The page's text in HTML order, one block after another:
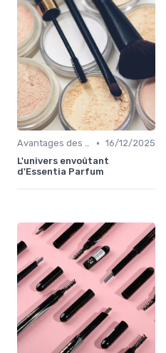
Avantages des Cosmétiques Bio • 16/12/2025
L'univers envoûtant
d'Essentia Parfum